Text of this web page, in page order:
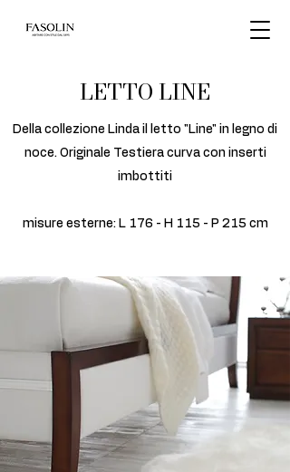
LETTO LINE
Della collezione Linda il letto "Line" in legno di
noce. Originale Testiera curva con inserti
imbottiti
misure esterne: L 176 - H 115 - P 215 cm